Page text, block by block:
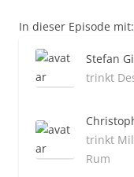
In dieser Episode mit:
Stefan
trinkt
trinkt
Rum